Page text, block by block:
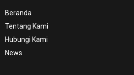
Beranda
Tentang Kami
Hubungi Kami
News